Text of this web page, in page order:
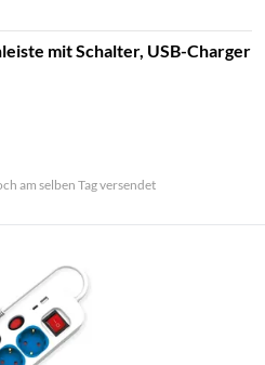
mit Schalter, USB-Charger
am selben Tag versendet